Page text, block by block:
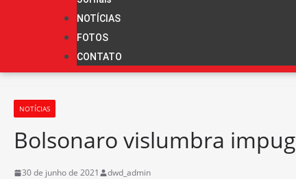
NOTÍCIAS
FOTOS
CONTATO
NOTÍCIAS
Bolsonaro vislumbra
30 de junho de 2021 dwd_admin